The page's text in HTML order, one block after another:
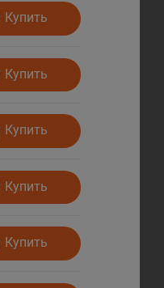
Купить
Купить
Купить
Купить
Купить